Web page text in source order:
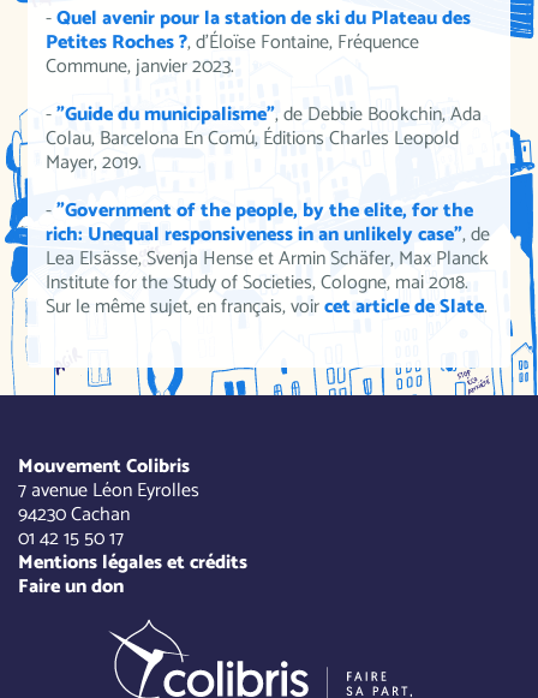
-Quel avenir pour la station de ski du Plateau des
Petites Roches ?, d'Éloïse Fontaine, Fréquence
Commune, janvier 2023.
-"Guide du municipalisme", de Debbie Bookchin, Ada
Colau, Barcelona En Comú, Éditions Charles Leopold
Mayer, 2019.
-"Government of the people, by the elite, for the
rich: Unequal responsiveness in an unlikely case", de
Lea Elsässe, Svenja Hense et Armin Schäfer, Max Planck
Institute for the Study of Societies, Cologne, mai 2018.
Sur le même sujet, en français, voircet article de Slate.
Mouvement Colibris
7 avenue Léon Eyrolles
94230 Cachan
01 42 15 50 17
Mentions légales et crédits
Faire un don